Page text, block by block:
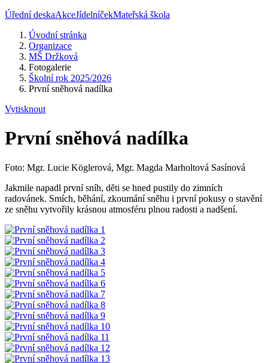
Úřední deskaAkceJídelníčekMateřská škola
Úvodní stránka
Organizace
MŠ Držková
Fotogalerie
Školní rok 2025/2026
První sněhová nadílka
Vytisknout
První sněhová nadílka
Foto: Mgr. Lucie Köglerová, Mgr. Magda Marholtová Sasínová
Jakmile napadl první sníh, děti se hned pustily do zimních
radovánek. Smích, běhání, zkoumání sněhu i první pokusy o stavění
ze sněhu vytvořily krásnou atmosféru plnou radosti a nadšení.